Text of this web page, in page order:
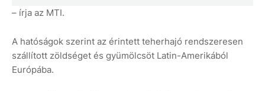
– írja az MTI.
A hatóságok szerint az érintett teherhajó rendszeresen
szállított zöldséget és gyümölcsöt Latin-Amerikából
Európába.